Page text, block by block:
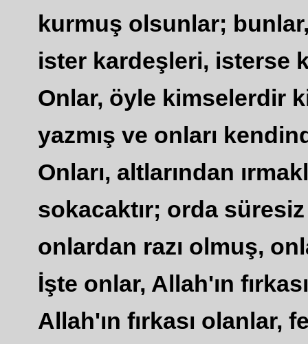
kurmuş olsunlar;
ister kardeşleri, isterse
Onlar, öyle kimselerdir
yazmış ve onları
Onları, altlarından
sokacaktır; orda
onlardan razı olmuş,
İşte onlar, Allah'ın
Allah'ın fırkası olanlar,